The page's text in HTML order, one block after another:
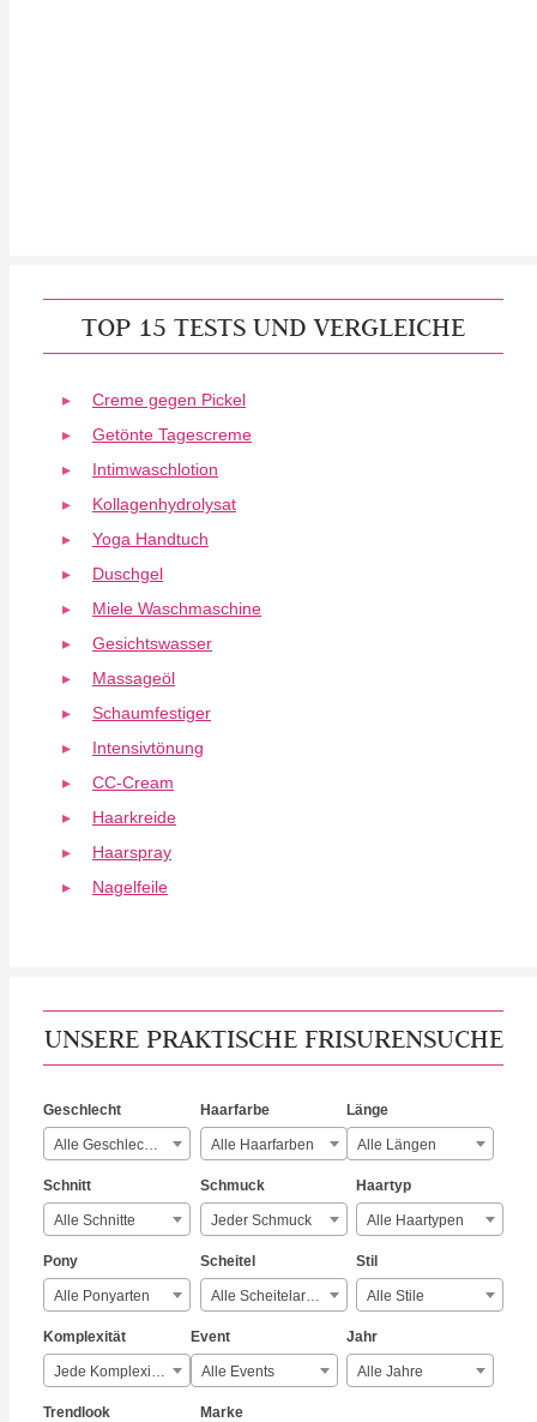
TOP 15 TESTS UND VERGLEICHE
Creme gegen Pickel
Getönte Tagescreme
Intimwaschlotion
Kollagenhydrolysat
Yoga Handtuch
Duschgel
Miele Waschmaschine
Gesichtswasser
Massageöl
Schaumfestiger
Intensivtönung
CC-Cream
Haarkreide
Haarspray
Nagelfeile
UNSERE PRAKTISCHE FRISURENSUCHE
Geschlecht
Alle Geschlechter
Haarfarbe
Alle Haarfarben
Länge
Alle Längen
Schnitt
Alle Schnitte
Schmuck
Jeder Schmuck
Haartyp
Alle Haartypen
Pony
Alle Ponyarten
Scheitel
Alle Scheitelarten
Stil
Alle Stile
Komplexität
Jede Komplexität
Event
Alle Events
Jahr
Alle Jahre
Trendlook Marke